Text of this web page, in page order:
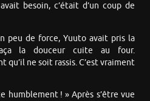
besoin, c’était d’un coup de
peu de force, Yuuto avait pris la
la douceur cuite au four.
qu’il ne soit rassis. C’est vraiment
humblement ! » Après s’être vue